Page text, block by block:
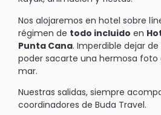
Nos alojaremos en hotel sobre
régimen de todo incluido en
Punta Cana. Imperdible dejar
poder sacarte una hermosa foto
mar.
Nuestras salidas, siempre
coordinadores de Buda Travel.